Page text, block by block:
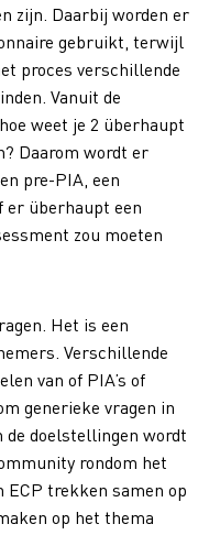
zijn. Daarbij worden er
gebruikt, terwijl
proces verschillende
Vanuit de
weet je 2 überhaupt
Daarom wordt er
pre-PIA, een
er überhaupt een
zou moeten
Het is een
Verschillende
van of PIA’s of
generieke vragen in
de doelstellingen wordt
rondom het
ECP trekken samen op
op het thema